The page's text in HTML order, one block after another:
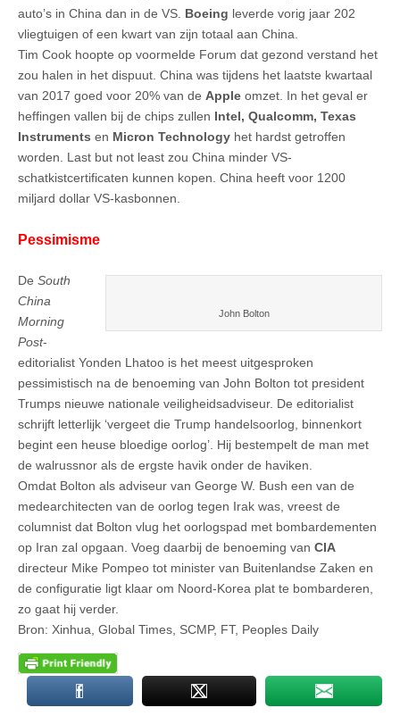
auto’s in China dan in de VS. Boeing leverde vorig jaar 202
vliegtuigen of een kwart van zijn totaal aan China.
Tim Cook hoopte op voormelde Forum dat gezond verstand het
zou halen in het dispuut. China was tijdens het laatste kwartaal
van 2017 goed voor 20% van de Apple omzet. In het geval er
heffingen vallen bij de chips zullen Intel, Qualcomm, Texas
Instruments en Micron Technology het hardst getroffen
worden. Last but not least zou China minder VS-
schatkistcertificaten kunnen kopen. China heeft voor 1200
miljard dollar VS-kasbonnen.
Pessimisme
John Bolton
De South
China
Morning
Post-
editorialist Yonden Lhatoo is het meest uitgesproken
pessimistisch na de benoeming van John Bolton tot president
Trumps nieuwe nationale veiligheidsadviseur. De editorialist
schrijft letterlijk ‘vergeet die Trump handelsoorlog, binnenkort
begint een heuse bloedige oorlog’. Hij bestempelt de man met
de walrussnor als de ergste havik onder de haviken.
Omdat Bolton als adviseur van George W. Bush een van de
medearchitecten van de oorlog tegen Irak was, vreest de
columnist dat Bolton vlug het oorlogspad met bombardementen
op Iran zal opgaan. Voeg daarbij de benoeming van CIA
directeur Mike Pompeo tot minister van Buitenlandse Zaken en
de configuratie ligt klaar om Noord-Korea plat te bombarderen,
zo gaat hij verder.
Bron: Xinhua, Global Times, SCMP, FT, Peoples Daily